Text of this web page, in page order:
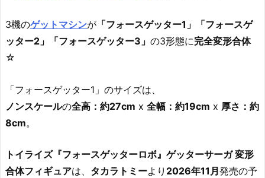
3機のゲットマシンが 「フォースゲッター1」「フォースゲ
ッター2」「フォースゲッター3」 の3形態に完全変形合体
☆
「フォースゲッター1」のサイズは、
ノンスケールの全高：約27cm x 全幅：約19cm x 厚さ：約
8cm。
トイライズ『フォースゲッターロボ』ゲッターサーガ 変形
合体フィギュアは、 タカラトミーより 2026年11月 発売の予